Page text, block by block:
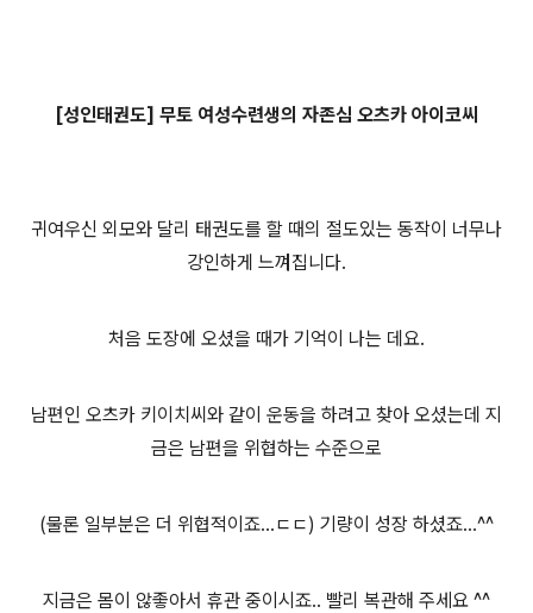
[성인태권도] 무토 여성수련생의 자존심 오츠카 아이코씨
귀여우신 외모와 달리 태권도를 할 때의 절도있는 동작이 너무나
강인하게 느껴집니다.
처음 도장에 오셨을 때가 기억이 나는 데요.
남편인 오츠카 키이치씨와 같이 운동을 하려고 찾아 오셨는데 지
금은 남편을 위협하는 수준으로
(물론 일부분은 더 위협적이죠...ㄷㄷ) 기량이 성장 하셨죠...^^
지금은 몸이 않좋아서 휴관 중이시죠.. 빨리 복관해 주세요 ^^